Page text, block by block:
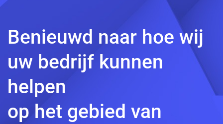
Benieuwd naar hoe wij
uw bedrijf kunnen
helpen
op het gebied van